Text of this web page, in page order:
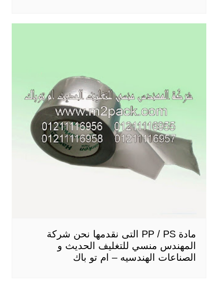
مادة PP / PS التى نقدمها نحن شركة
المهندس منسي للتغليف الحديث و
الصناعات الهندسيه – ام تو باك